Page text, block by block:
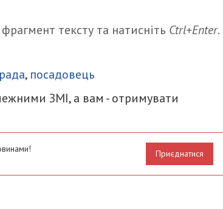
тексту та натисніть Ctrl+Enter.
, посадовець
ЗМІ, а вам - отримувати
Приєднатися